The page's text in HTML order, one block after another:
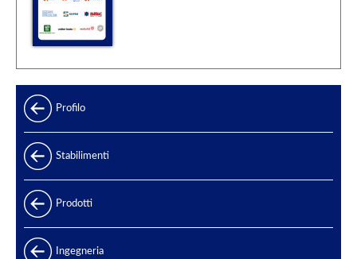
Profilo
Stabilimenti
Prodotti
Gamma prodotti
Ingegneria